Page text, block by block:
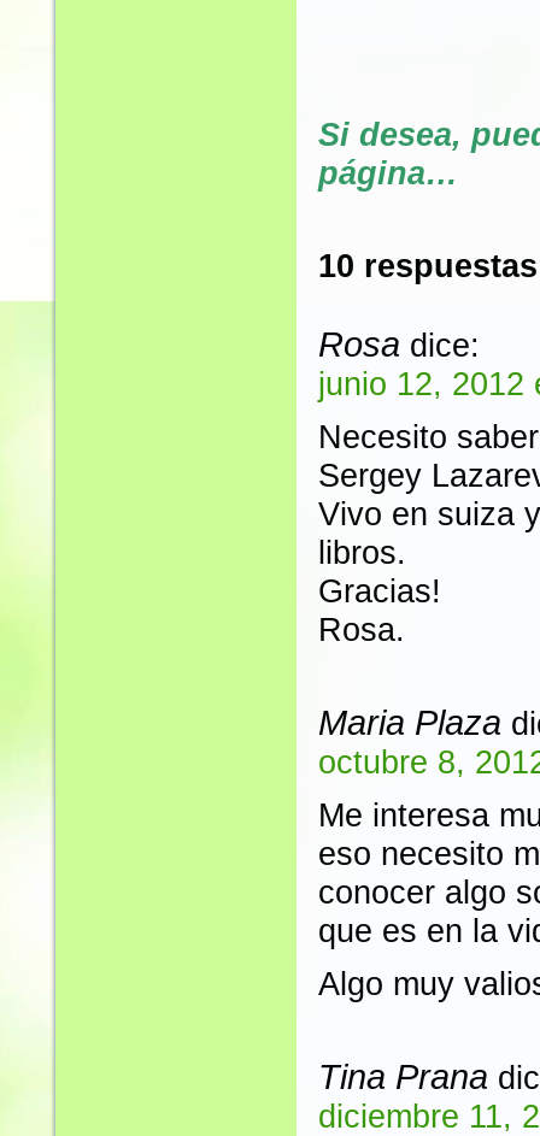
Si desea,
página…
10
Rosa dice:
junio 12, 2012
Necesito
Sergey
Vivo en suiza
libros.
Gracias!
Rosa.
Maria Plaza
octubre 8,
Me interesa
eso necesito
conocer algo
que es en la
Algo muy
Tina Prana
diciembre 11,